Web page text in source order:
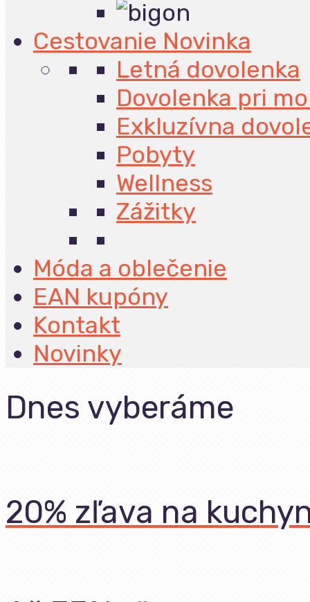
Cestovanie Novinka
Letná dovolenka
Dovolenka pri
Exkluzívna
Pobyty
Wellness
Zážitky
Móda a oblečenie
EAN kupóny
Kontakt
Novinky
Dnes vyberáme
20% zľava na